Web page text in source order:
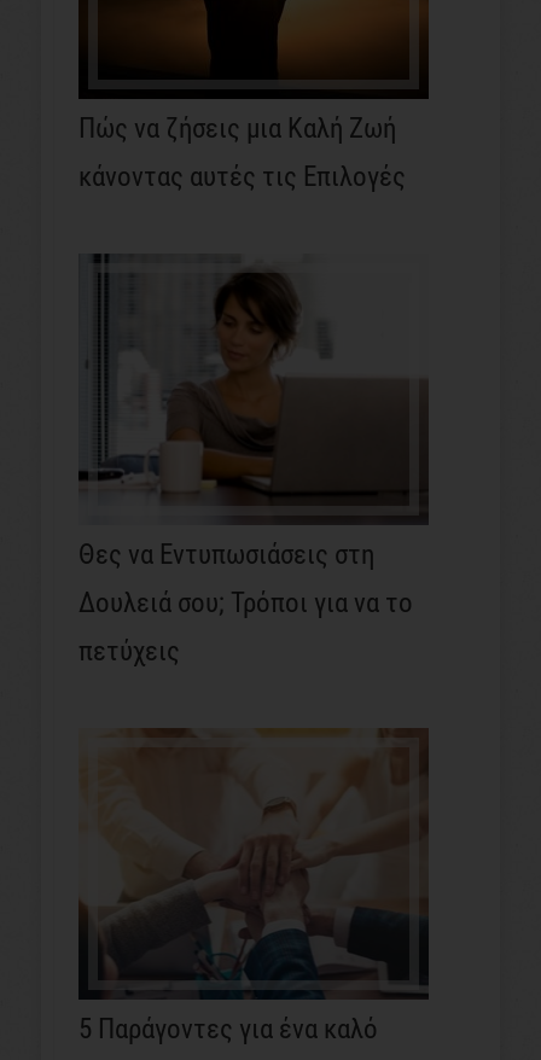
Πώς να ζήσεις μια Καλή Ζωή
κάνοντας αυτές τις Επιλογές
Θες να Εντυπωσιάσεις στη
Δουλειά σου; Τρόποι για να το
πετύχεις
5 Παράγοντες για ένα καλό